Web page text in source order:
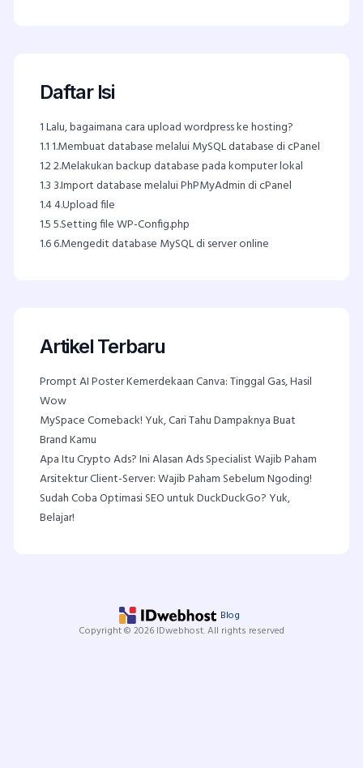
Daftar Isi
1Lalu, bagaimana cara upload wordpress ke hosting?
1.11.Membuat database melalui MySQL database di cPanel
1.22.Melakukan backup database pada komputer lokal
1.3 3.Import database melalui PhPMyAdmin di cPanel
1.44.Upload file
1.55.Setting file WP-Config.php
1.66.Mengedit database MySQL di server online
Artikel Terbaru
Prompt AI Poster Kemerdekaan Canva: Tinggal Gas, Hasil
Wow
MySpace Comeback! Yuk, Cari Tahu Dampaknya Buat
Brand Kamu
Apa Itu Crypto Ads? Ini Alasan Ads Specialist Wajib Paham
Arsitektur Client-Server: Wajib Paham Sebelum Ngoding!
Sudah Coba Optimasi SEO untuk DuckDuckGo? Yuk,
Belajar!
Blog
Copyright © 2026 IDwebhost. All rights reserved